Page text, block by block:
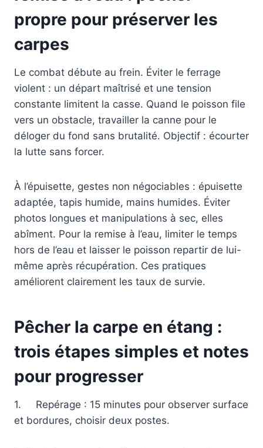
propre pour préserver les
carpes
Le combat débute au frein. Éviter le ferrage
violent : un départ maîtrisé et une tension
constante limitent la casse. Quand le poisson file
vers un obstacle, travailler la canne pour le
déloger du fond sans brutalité. Objectif : écourter
la lutte sans forcer.
À l’épuisette, gestes non négociables : épuisette
adaptée, tapis humide, mains humides. Éviter
photos longues et manipulations à sec, elles
abîment. Pour la remise à l’eau, limiter le temps
hors de l’eau et laisser le poisson repartir de lui-
même après récupération. Ces pratiques
améliorent clairement les taux de survie.
Pêcher la carpe en étang :
trois étapes simples et notes
pour progresser
1. Repérage : 15 minutes pour observer surface
et bordures, choisir deux postes.